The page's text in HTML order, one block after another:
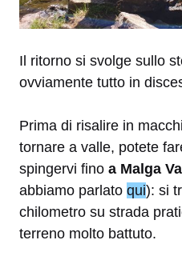
Il ritorno si svolge sullo
ovviamente tutto in
Prima di risalire in
tornare a valle, potete
spingervi fino a Malga
abbiamo parlato qui): si
chilometro su strada
terreno molto battuto.